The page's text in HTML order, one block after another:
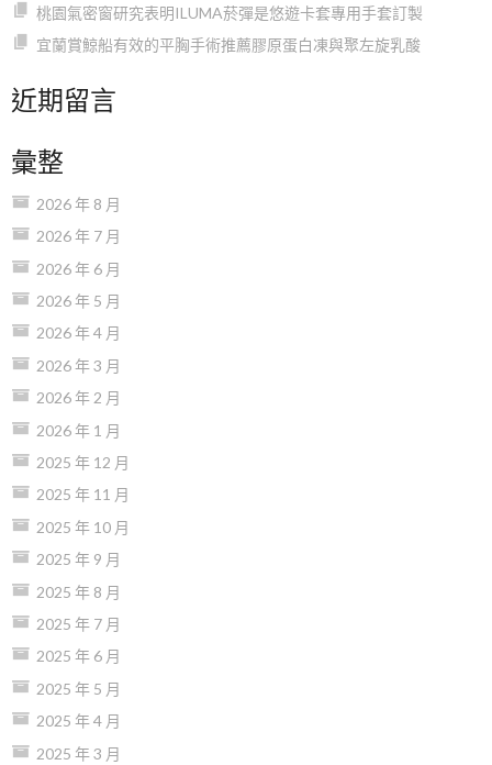
桃園氣密窗研究表明ILUMA菸彈是悠遊卡套專用手套訂製
宜蘭賞鯨船有效的平胸手術推薦膠原蛋白凍與聚左旋乳酸
近期留言
彙整
2026 年 8 月
2026 年 7 月
2026 年 6 月
2026 年 5 月
2026 年 4 月
2026 年 3 月
2026 年 2 月
2026 年 1 月
2025 年 12 月
2025 年 11 月
2025 年 10 月
2025 年 9 月
2025 年 8 月
2025 年 7 月
2025 年 6 月
2025 年 5 月
2025 年 4 月
2025 年 3 月